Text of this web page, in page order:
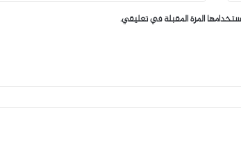
المرة المقبلة في تعليقي.